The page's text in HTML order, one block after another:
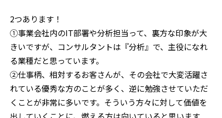
2つあります！
①事業会社内のIT部署や分析担当って、裏方な印象が大
きいですが、コンサルタントは『分析』で、主役になれ
る業種だと思っています。
②仕事柄、相対するお客さんが、その会社で大変活躍さ
れている優秀な方のことが多く、逆に勉強させていただ
くことが非常に多いです。そういう方々に対して価値を